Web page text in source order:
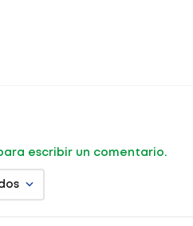
escribir un comentario.